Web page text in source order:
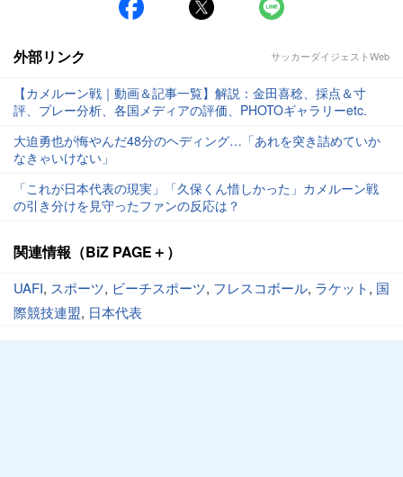
外部リンク サッカーダイジェストWeb
【カメルーン戦｜動画＆記事一覧】解説：金田喜稔、採点＆寸
評、プレー分析、各国メディアの評価、PHOTOギャラリーetc.
大迫勇也が悔やんだ48分のヘディング…「あれを突き詰めていか
なきゃいけない」
「これが日本代表の現実」「久保くん惜しかった」カメルーン戦
の引き分けを見守ったファンの反応は？
関連情報（BiZ PAGE＋）
UAFI, スポーツ, ビーチスポーツ, フレスコボール, ラケット, 国
際競技連盟, 日本代表